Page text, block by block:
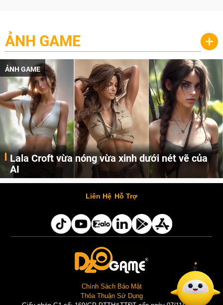
ẢNH GAME +
ẢNH GAME
Lala Croft vừa nóng vừa xinh dưới nét vẽ của
AI
Cùng đến với những hình ảnh Lala Croft của Tomb Raider dưới nét vẽ của AI. Một cô nàng xinh đẹp, nóng bỏng nhưng cũng rắn rỏi và mạnh mẽ.
Liên Hệ Hỗ Trợ
Chính Sách Bảo Mật
Thỏa Thuận Sử Dụng